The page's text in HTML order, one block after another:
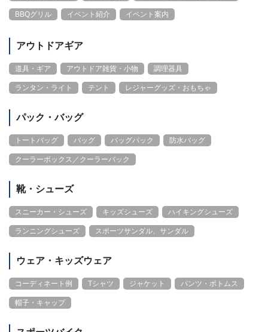
BBQグリル イベント紹介 イベント案内
アウトドアギア
道具・ギア アウトドア雑貨・小物 調理器具
ランタン・ライト テント レジャーグッズ・おもちゃ
パック・バッグ
トートバッグ バッグ バッグパック 防水バッグ
クーラーボックス／クーラーバック
靴・シューズ
スニーカー・シューズ キッズシューズ ハイキングシューズ
ランニングシューズ スポーツサンダル、サンダル
ウェア・キッズウェア
コーディネート例 Tシャツ ジャケット パンツ・ボトムス
帽子・キャップ